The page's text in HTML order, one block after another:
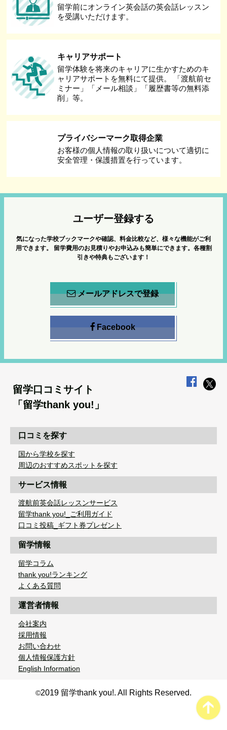
留学前にオンライン英会話の英会話レッスン
を受講いただけます。
キャリアサポート
留学体験を将来のキャリアに生かすためのキ
ャリアサポートを無料にて提供。 「渡航前セ
ミナー」「メール相談」「履歴書等の無料添
削」等。
プライバシーマーク取得企業
お客様の個人情報の取り扱いについて適切に
安全管理・保護措置を行っています。
ユーザー登録する
気になった学校ブックマークや確認、料金比較など、様々な機能がご利
用できます。
留学費用のお見積りやお申込みも簡単にできます。各種割
引きや特典もございます！
メールアドレスで登録
Facebook
留学口コミサイト
「留学thank you!」
口コミを探す
国から学校を探す
周辺のおすすめスポットを探す
サービス情報
渡航前英会話レッスンサービス
留学thank you!_ご利用ガイド
口コミ投稿_ギフト券プレゼント
留学情報
留学コラム
thank you!ランキング
よくある質問
運営者情報
会社案内
採用情報
お問い合わせ
個人情報保護方針
English Information
©2019 留学thank you!. All Rights Reserved.